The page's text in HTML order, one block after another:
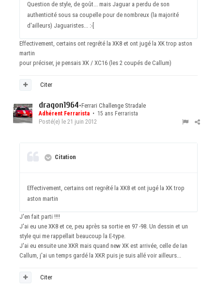
Question de style, de goût... mais Jaguar a perdu de son
authenticité sous sa coupelle pour de nombreux (la majorité
d'ailleurs) Jaguaristes... :-[
Effectivement, certains ont regrété la XK8 et ont jugé la XK trop aston
martin
pour préciser, je pensais XK / XC16 (les 2 coupés de Callum)
Citer
dragon1964•Ferrari Challenge Stradale
Adhérent Ferrarista • 15 ans Ferrarista
Posté(e) le 21 juin 2012
Citation
Effectivement, certains ont regrété la XK8 et ont jugé la XK trop
aston martin
J'en fait parti !!!!
J'ai eu une XK8 et ce, peu après sa sortie en 97 -98. Un dessin et un
style qui me rappellait beaucoup la E-type.
J'ai eu ensuite une XKR mais quand new XK est arrivée, celle de Ian
Callum, j'ai un temps gardé la XKR puis je suis allé voir ailleurs...
Citer